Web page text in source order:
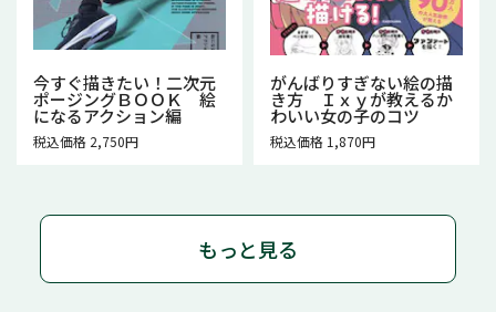
今すぐ描きたい！二次元
ポージングＢＯＯＫ 絵
になるアクション編
税込価格 2,750円
がんばりすぎない絵の描
き方 Ｉｘｙが教えるか
わいい女の子のコツ
税込価格 1,870円
もっと見る